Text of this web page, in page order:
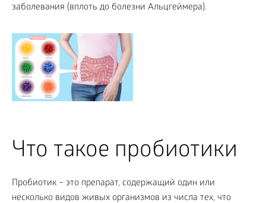
заболевания (вплоть до болезни Альцгеймера).
Что такое пробиотики
Пробиотик – это препарат, содержащий один или
несколько видов живых организмов из числа тех, что